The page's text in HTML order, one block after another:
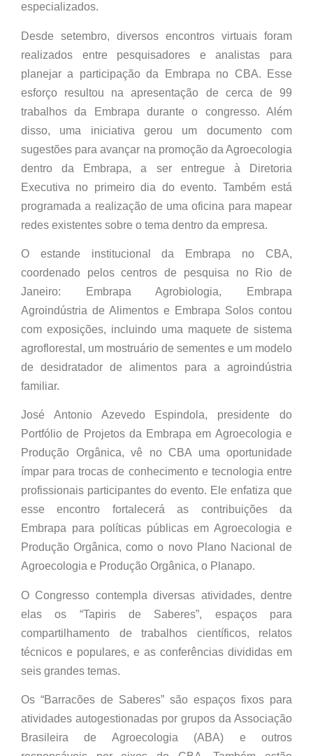
especializados.
Desde setembro, diversos encontros virtuais foram
realizados entre pesquisadores e analistas para
planejar a participação da Embrapa no CBA. Esse
esforço resultou na apresentação de cerca de 99
trabalhos da Embrapa durante o congresso. Além
disso, uma iniciativa gerou um documento com
sugestões para avançar na promoção da Agroecologia
dentro da Embrapa, a ser entregue à Diretoria
Executiva no primeiro dia do evento. Também está
programada a realização de uma oficina para mapear
redes existentes sobre o tema dentro da empresa.
O estande institucional da Embrapa no CBA,
coordenado pelos centros de pesquisa no Rio de
Janeiro: Embrapa Agrobiologia, Embrapa
Agroindústria de Alimentos e Embrapa Solos contou
com exposições, incluindo uma maquete de sistema
agroflorestal, um mostruário de sementes e um modelo
de desidratador de alimentos para a agroindústria
familiar.
José Antonio Azevedo Espindola, presidente do
Portfólio de Projetos da Embrapa em Agroecologia e
Produção Orgânica, vê no CBA uma oportunidade
ímpar para trocas de conhecimento e tecnologia entre
profissionais participantes do evento. Ele enfatiza que
esse encontro fortalecerá as contribuições da
Embrapa para políticas públicas em Agroecologia e
Produção Orgânica, como o novo Plano Nacional de
Agroecologia e Produção Orgânica, o Planapo.
O Congresso contempla diversas atividades, dentre
elas os “Tapiris de Saberes”, espaços para
compartilhamento de trabalhos científicos, relatos
técnicos e populares, e as conferências divididas em
seis grandes temas.
Os “Barracões de Saberes” são espaços fixos para
atividades autogestionadas por grupos da Associação
Brasileira de Agroecologia (ABA) e outros